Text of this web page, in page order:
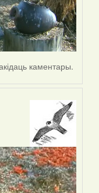
каментары.